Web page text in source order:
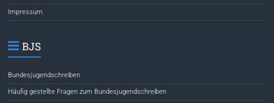
Impressum
BJS
Bundesjugendschreiben
Häufig gestellte Fragen zum Bundesjugendschreiben